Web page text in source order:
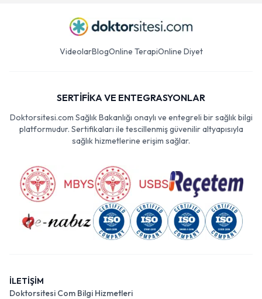
VideolarBlogOnline TerapiOnline Diyet
SERTİFİKA VE ENTEGRASYONLAR
Doktorsitesi.com Sağlık Bakanlığı onaylı ve entegreli bir sağlık bilgi
platformudur. Sertifikaları ile tescillenmiş güvenilir altyapısıyla
sağlık hizmetlerine erişim sağlar.
İLETİŞİM
Doktorsitesi Com Bilgi Hizmetleri